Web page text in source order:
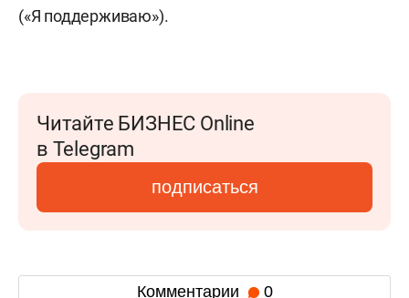
(«Я поддерживаю»).
Читайте БИЗНЕС Online
в Telegram
подписаться
Комментарии 0